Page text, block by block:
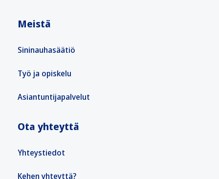
Meistä
Sininauhasäätiö
Työ ja opiskelu
Asiantuntijapalvelut
Ota yhteyttä
Yhteystiedot
Kehen yhteyttä?